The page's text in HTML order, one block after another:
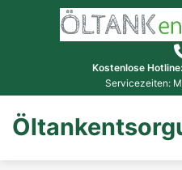
Kostenlose
Servicezeiten: